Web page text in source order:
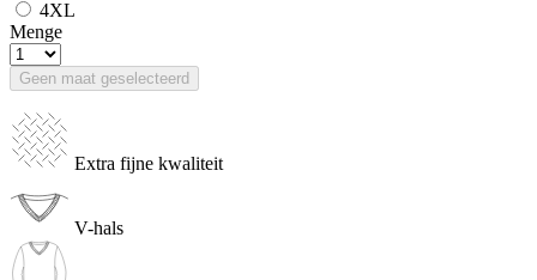
4XL
Menge
Geen maat geselecteerd
Extra fijne kwaliteit
V-hals